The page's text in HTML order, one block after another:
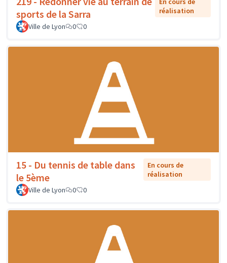
sports de la Sarra
réalisation
Ville de Lyon
0 0
15 - Du tennis de table dans
le 5ème
En cours de
réalisation
Ville de Lyon
0 0